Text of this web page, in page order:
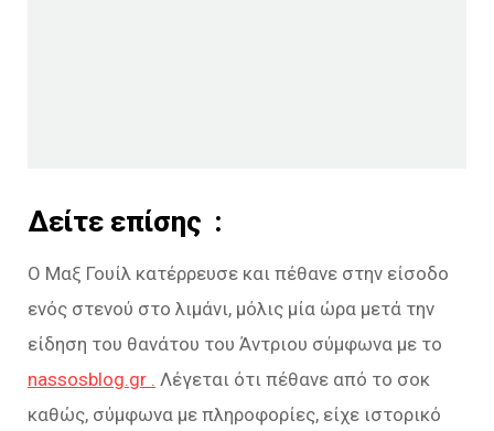
Δείτε επίσης :
Ο Μαξ Γουίλ κατέρρευσε και πέθανε στην είσοδο
ενός στενού στο λιμάνι, μόλις μία ώρα μετά την
είδηση του θανάτου του Άντριου σύμφωνα με το
nassosblog.gr . Λέγεται ότι πέθανε από το σοκ
καθώς, σύμφωνα με πληροφορίες, είχε ιστορικό